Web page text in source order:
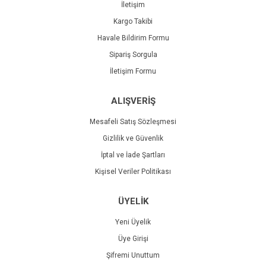
İletişim
Kargo Takibi
Havale Bildirim Formu
Sipariş Sorgula
İletişim Formu
ALIŞVERİŞ
Mesafeli Satış Sözleşmesi
Gizlilik ve Güvenlik
İptal ve İade Şartları
Kişisel Veriler Politikası
ÜYELİK
Yeni Üyelik
Üye Girişi
Şifremi Unuttum